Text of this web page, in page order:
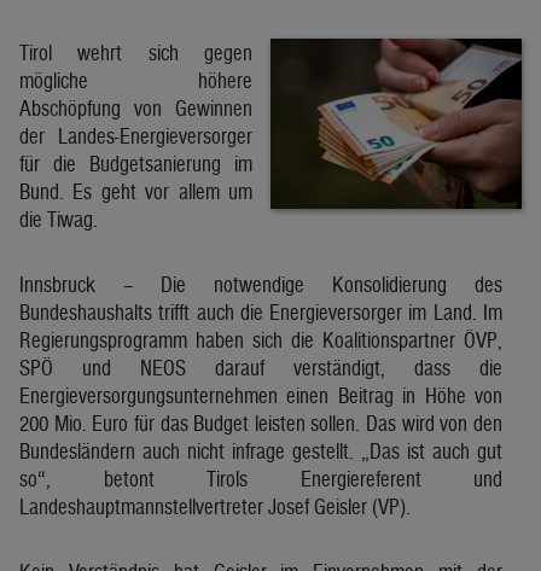
Tirol wehrt sich gegen
mögliche höhere
Abschöpfung von Gewinnen
der Landes-Energieversorger
für die Budgetsanierung im
Bund. Es geht vor allem um
die Tiwag.
Innsbruck – Die notwendige Konsolidierung des
Bundeshaushalts trifft auch die Energieversorger im Land. Im
Regierungsprogramm haben sich die Koalitionspartner ÖVP,
SPÖ und NEOS darauf verständigt, dass die
Energieversorgungsunternehmen einen Beitrag in Höhe von
200 Mio. Euro für das Budget leisten sollen. Das wird von den
Bundesländern auch nicht infrage gestellt. „Das ist auch gut
so“, betont Tirols Energiereferent und
Landeshauptmannstellvertreter Josef Geisler (VP).